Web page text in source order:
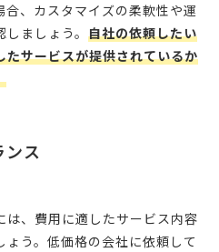
合、カスタマイズの柔軟性や運
ましょう。 自社の依頼したい
たサービスが提供されているか
ンス
は、費用に適したサービス内容
う。低価格の会社に依頼して